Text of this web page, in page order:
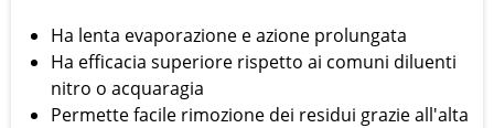
Ha lenta evaporazione e azione prolungata
Ha efficacia superiore rispetto ai comuni diluenti
nitro o acquaragia
Permette facile rimozione dei residui grazie all'alta